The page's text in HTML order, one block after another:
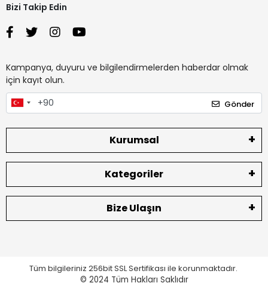
Bizi Takip Edin
Kampanya, duyuru ve bilgilendirmelerden haberdar olmak
için kayıt olun.
Gönder
Kurumsal
Kategoriler
Bize Ulaşın
Tüm bilgileriniz 256bit SSL Sertifikası ile korunmaktadır.
© 2024 Tüm Hakları Saklıdır